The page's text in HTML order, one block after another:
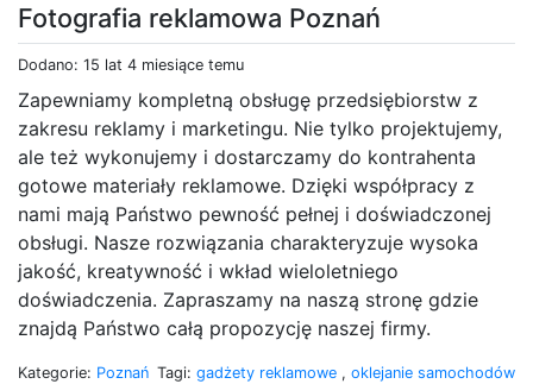
Fotografia reklamowa Poznań
Dodano: 15 lat 4 miesiące temu
Zapewniamy kompletną obsługę przedsiębiorstw z
zakresu reklamy i marketingu. Nie tylko projektujemy,
ale też wykonujemy i dostarczamy do kontrahenta
gotowe materiały reklamowe. Dzięki współpracy z
nami mają Państwo pewność pełnej i doświadczonej
obsługi. Nasze rozwiązania charakteryzuje wysoka
jakość, kreatywność i wkład wieloletniego
doświadczenia. Zapraszamy na naszą stronę gdzie
znajdą Państwo całą propozycję naszej firmy.
Kategorie: Poznań Tagi: gadżety reklamowe , oklejanie samochodów